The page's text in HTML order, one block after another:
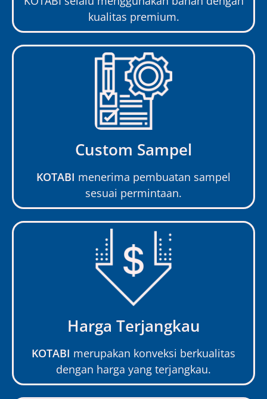
kualitas premium.
Custom Sampel
KOTABI menerima pembuatan sampel
sesuai permintaan.
Harga Terjangkau
KOTABI merupakan konveksi berkualitas
dengan harga yang terjangkau.